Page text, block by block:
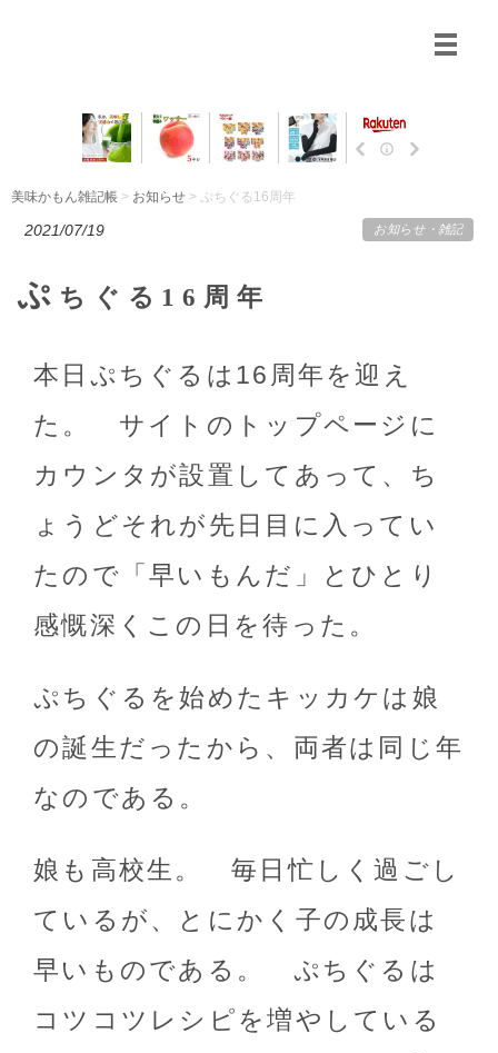
美味かもん雑記帳 > お知らせ > ぷちぐる16周年
2021/07/19 お知らせ・ 雑記
ぷ ちぐる16周年
本日ぷちぐるは16周年を迎え
た。 サイトのトップページに
カウンタが設置してあって、ち
ょうどそれが先日目に入ってい
たので「早いもんだ」とひとり
感慨深くこの日を待った。
ぷちぐるを始めたキッカケは娘
の誕生だったから、両者は同じ年
なのである。
娘も高校生。 毎日忙しく過ごし
ているが、とにかく子の成長は
早いものである。 ぷちぐるは
コツコツレシピを増やしている